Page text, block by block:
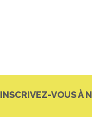
INSCRIVEZ-VOUS À